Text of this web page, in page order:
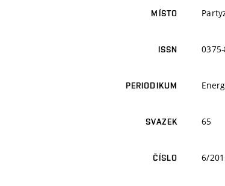
MÍSTO
ISSN
PERIODIKUM
SVAZEK 65
ČÍSLO 6/